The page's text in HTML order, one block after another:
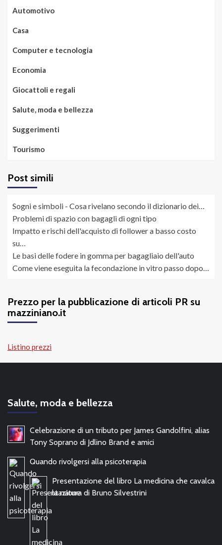
Automotivo
Casa
Computer e tecnologia
Economia
Giocattoli e regali
Salute, moda e bellezza
Suggerimenti
Tourismo
Post simili
Sogni e simboli - Cosa rivelano secondo il dizionario dei…
Problemi di spazio con bagagli di ogni tipo
Impatto e rischi dell'acquisto di follower a basso costo
su…
Le basi delle fodere in gomma per bagagliaio dell'auto
Come viene eseguita la fecondazione in vitro passo dopo…
Prezzo per la pubblicazione di articoli PR su
mazziniano.it
Listino prezzi
Salute, moda e bellezza
Celebrazione di un tributo per James Gandolfini, alias
Tony Soprano di Jdlino Brand e amici
Quando rivolgersi alla psicoterapia
Presentazione del libro La medicina che cavalca
la natura di Bruno Silvestrini